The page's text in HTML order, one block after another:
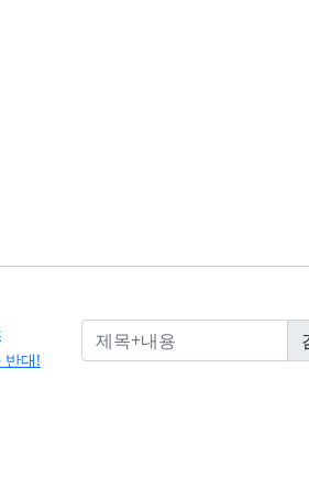
반대!